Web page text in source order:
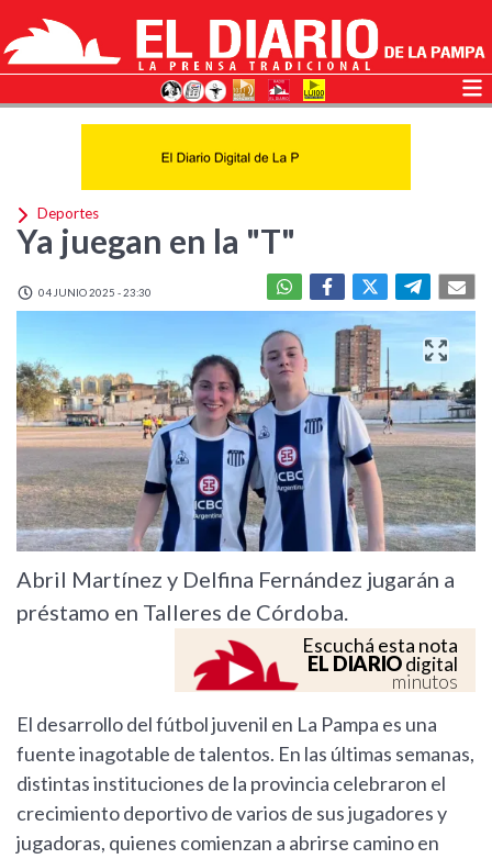
Deportes
Ya juegan en la "T"
04 JUNIO 2025 - 23:30
Abril Martínez y Delfina Fernández jugarán a
préstamo en Talleres de Córdoba.
Escuchá esta nota
EL DIARIOdigital
minutos
El desarrollo del fútbol juvenil en La Pampa es una
fuente inagotable de talentos. En las últimas semanas,
distintas instituciones de la provincia celebraron el
crecimiento deportivo de varios de sus jugadores y
jugadoras, quienes comienzan a abrirse camino en